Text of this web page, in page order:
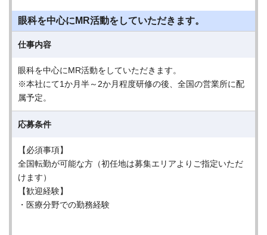
眼科を中心にMR活動をしていただきます。
仕事内容
眼科を中心にMR活動をしていただきます。
※本社にて1か月半～2か月程度研修の後、全国の営業所に配
属予定。
応募条件
【必須事項】
全国転勤が可能な方（初任地は募集エリアよりご指定いただ
けます）
【歓迎経験】
・医療分野での勤務経験